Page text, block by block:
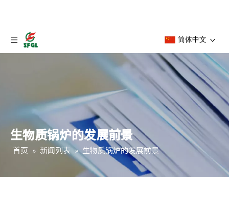
简体中文
生物质锅炉的发展前景
首页 » 新闻列表 » 生物质锅炉的发展前景